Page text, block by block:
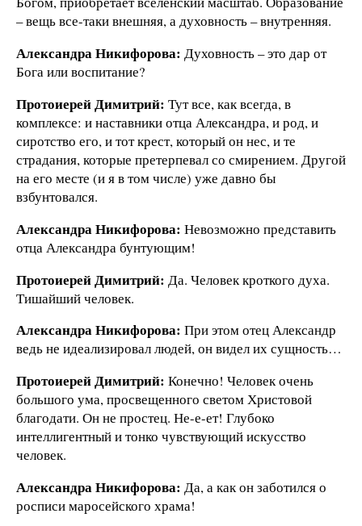
– вещь все-таки внешняя, а духовность – внутренняя.
Александра Никифорова: Духовность – это дар от
Бога или воспитание?
Протоиерей Димитрий: Тут все, как всегда, в
комплексе: и наставники отца Александра, и род, и
сиротство его, и тот крест, который он нес, и те
страдания, которые претерпевал со смирением. Другой
на его месте (и я в том числе) уже давно бы
взбунтовался.
Александра Никифорова: Невозможно представить
отца Александра бунтующим!
Протоиерей Димитрий: Да. Человек кроткого духа.
Тишайший человек.
Александра Никифорова: При этом отец Александр
ведь не идеализировал людей, он видел их сущность…
Протоиерей Димитрий: Конечно! Человек очень
большого ума, просвещенного светом Христовой
благодати. Он не простец. Не-е-ет! Глубоко
интеллигентный и тонко чувствующий искусство
человек.
Александра Никифорова: Да, а как он заботился о
росписи маросейского храма!